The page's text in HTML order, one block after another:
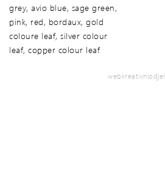
grey, avio blue, sage green,
pink, red, bordaux, gold
coloure leaf, silver colour
leaf, copper colour leaf
webkreativniodjel